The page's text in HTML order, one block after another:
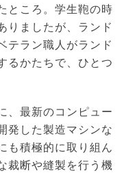
ところ。学生鞄の時
りましたが、ランド
テラン職人がランド
るかたちで、ひとつ
、最新のコンピュー
発した製造マシンな
も積極的に取り組ん
裁断や縫製を行う機